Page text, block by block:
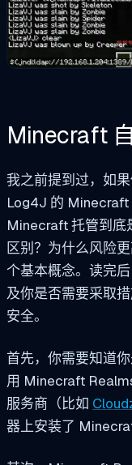
Minecraft
我之前提到过，如
Log4J 的 Minecraft
Minecraft 托管到底
区别？为什么风险
个基本概念。读完
及你是否需要采取
安全。
首先，你需要知道
用 Minecraft
服务商（比如
器上安装了